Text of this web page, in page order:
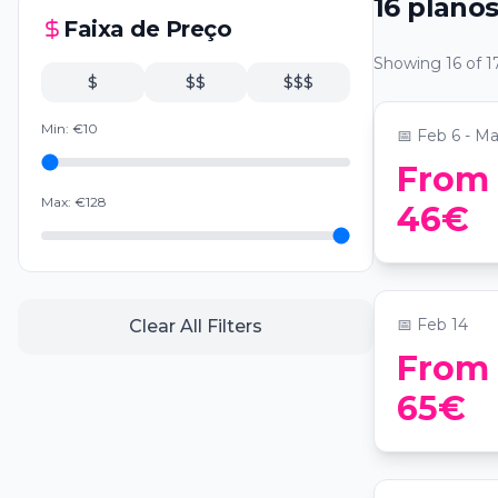
Faixa de Preço
$ $$ $$$
Min: €10
Max: €128
Clear All Filters
16 planos
Showing 16 of
Menú
📍
📅 Feb 6 -
From
46€
Cena de
música
Regency
📍Hotel Hyatt
📅 Feb 14
From
65€
Dinner
📍Skyfall